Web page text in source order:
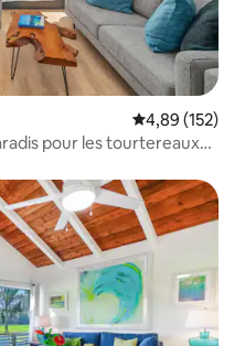
Évaluation
4,89 (152)
pour les tourtereaux